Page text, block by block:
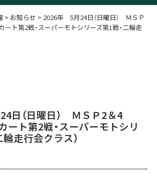
> お知らせ > 2026年 5月24日（日曜日） ＭＳＰ
ト第2戦・スーパーモトシリーズ第1戦・二輪走
日（日曜日） ＭＳＰ2＆4
ート第2戦・スーパーモトシリ
輪走行会クラス）